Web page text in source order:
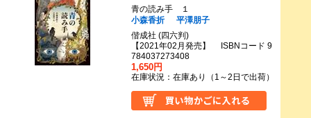
青の読み手 １
小森香折
平澤朋子
偕成社 (四六判)
【2021年02月発売】 ISBNコード 9
784037273408
1,650円
在庫状況：在庫あり（1～2日で出荷）